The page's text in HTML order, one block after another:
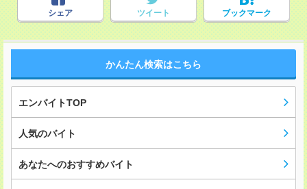
シェア ツイート ブックマーク
かんたん検索はこちら
エンバイトTOP
人気のバイト
あなたへのおすすめバイト